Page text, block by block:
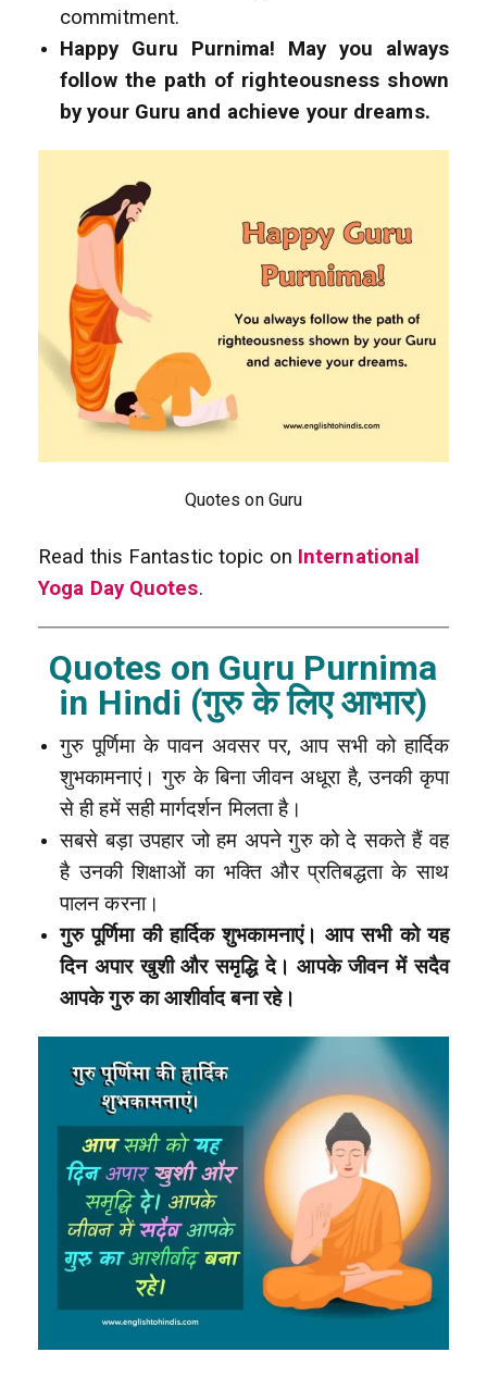
commitment.
Happy Guru Purnima! May you always
follow the path of righteousness shown
by your Guru and achieve your dreams.
Quotes on Guru
Read this Fantastic topic on International
Yoga Day Quotes.
Quotes on Guru Purnima
in Hindi (गुरु के लिए आभार)
गुरु पूर्णिमा के पावन अवसर पर, आप सभी को हार्दिक
शुभकामनाएं। गुरु के बिना जीवन अधूरा है, उनकी कृपा
से ही हमें सही मार्गदर्शन मिलता है।
सबसे बड़ा उपहार जो हम अपने गुरु को दे सकते हैं वह
है उनकी शिक्षाओं का भक्ति और प्रतिबद्धता के साथ
पालन करना।
गुरु पूर्णिमा की हार्दिक शुभकामनाएं। आप सभी को यह
दिन अपार खुशी और समृद्धि दे। आपके जीवन में सदैव
आपके गुरु का आशीर्वाद बना रहे।